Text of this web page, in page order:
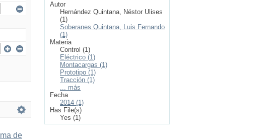
de
Autor
Hernández Quintana, Néstor Ulises
(1)
Soberanes Quintana, Luis Fernando
(1)
Materia
Control (1)
Eléctrico (1)
Montacargas (1)
Prototipo (1)
Tracción (1)
... más
Fecha
2014 (1)
Has File(s)
Yes (1)